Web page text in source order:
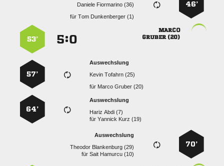
46’
  
für  

 
:
53’
Auswechslung
  
für   
57’
Auswechslung
  
für  
64’
70’
Auswechslung
  
für  